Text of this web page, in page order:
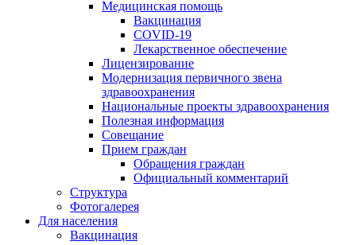
Медицинская помощь
Вакцинация
COVID-19
Лекарственное обеспечение
Лицензирование
Модернизация первичного звена
здравоохранения
Национальные проекты здравоохранения
Полезная информация
Совещание
Прием граждан
Обращения граждан
Официальный комментарий
Структура
Фотогалерея
Для населения
Вакцинация